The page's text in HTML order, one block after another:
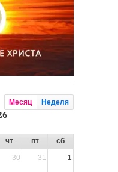
Месяц Неделя
чт пт
сб
30 31 1